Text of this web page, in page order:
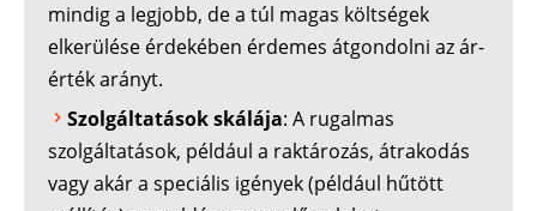
mindig a legjobb, de a túl magas költségek
elkerülése érdekében érdemes átgondolni az ár-
érték arányt.
Szolgáltatások skálája: A rugalmas
szolgáltatások, például a raktározás, átrakodás
vagy akár a speciális igények (például hűtött